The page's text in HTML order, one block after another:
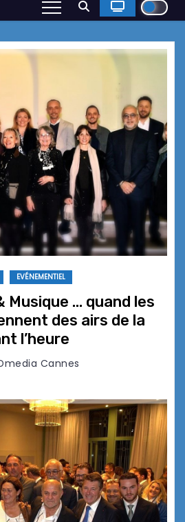
EVÉNEMENTIEL
Musique … quand les
des airs de la
l’heure
Cannes